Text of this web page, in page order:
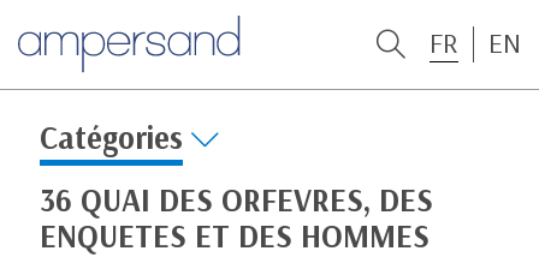
FR EN
Catégories
36 QUAI DES ORFEVRES, DES
ENQUETES ET DES HOMMES